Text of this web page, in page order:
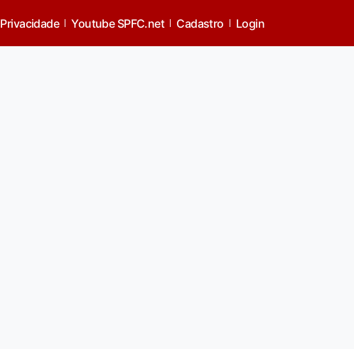
Privacidade Youtube SPFC.net Cadastro Login